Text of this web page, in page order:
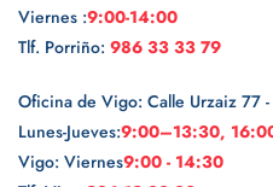
Viernes :9:00-14:00
Tlf. Porriño: 986 33 33 79
Oficina de Vigo: Calle Urzaiz 77
Lunes-Jueves:9:00–13:30,
Vigo: Viernes9:00 - 14:30